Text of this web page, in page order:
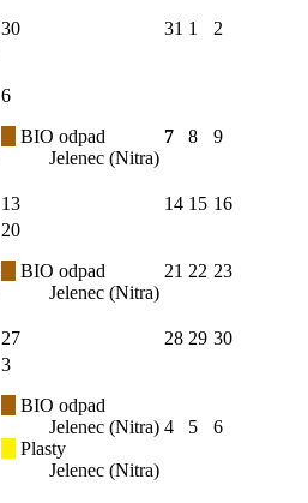
30 31 1 2
6
BIO odpad
Jelenec (Nitra)
7 8 9
13 14 15 16
20
BIO odpad
Jelenec (Nitra)
21 22 23
27 28 29 30
3
BIO odpad
Jelenec (Nitra)
Plasty
Jelenec (Nitra)
4 5 6